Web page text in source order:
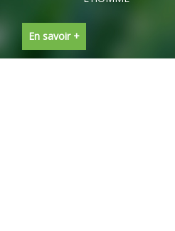
En savoir +